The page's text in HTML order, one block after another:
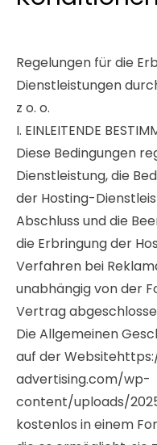
tools
Regelungen für die
Dienstleistungen
z o. o.
I. EINLEITENDE
Diese Bedingungen
Dienstleistung, die
der Hosting-
Abschluss und die
die Erbringung der
Verfahren bei
unabhängig von der
Vertrag
Die Allgemeinen
auf der
advertising.com/wp-
content/uploads/
kostenlos in einem